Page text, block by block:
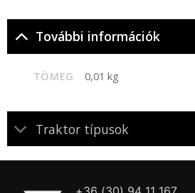
További információk
TÖMEG 0,01 kg
Traktor típusok